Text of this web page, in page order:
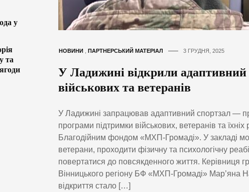
НОВИНИ, ПАРТНЕРСЬКИЙ МАТЕРІАЛ 3 ГРУДНЯ, 2025
У Ладижині відкрили адаптивний
військових та ветеранів
У Ладижині запрацював адаптивний спортзал —
програми підтримки військових, ветеранів та
Благодійним фондом «МХП-Громаді». У закладі
ветерани, проходити фізичну та психологічну
повертатися до повсякденного життя. Керівниця
Вінницького регіону БФ «МХП-Громаді» Мар’яна
відкриття стало […]
у
та